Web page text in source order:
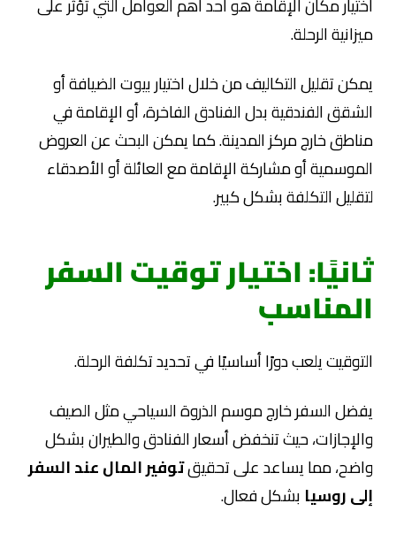
ميزانية الرحلة.
يمكن تقليل التكاليف من خلال اختيار بيوت الضيافة أو
الشقق الفندقية بدل الفنادق الفاخرة، أو الإقامة في
مناطق خارج مركز المدينة. كما يمكن البحث عن العروض
الموسمية أو مشاركة الإقامة مع العائلة أو الأصدقاء
لتقليل التكلفة بشكل كبير.
ثانيًا: اختيار توقيت السفر
المناسب
التوقيت يلعب دورًا أساسيًا في تحديد تكلفة الرحلة.
يفضل السفر خارج موسم الذروة السياحي مثل الصيف
والإجازات، حيث تنخفض أسعار الفنادق والطيران بشكل
واضح، مما يساعد على تحقيقتوفير المال عند السفر
إلى روسيا بشكل فعال.